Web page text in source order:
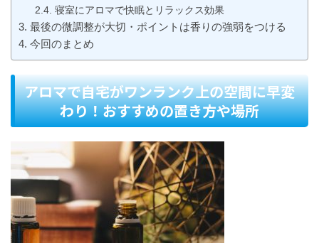
寝室にアロマで快眠とリラックス効果
最後の微調整が大切・ポイントは香りの強弱をつける
今回のまとめ
アロマで自宅がワンランク上の空間に早変
わり！おすすめの置き方や場所